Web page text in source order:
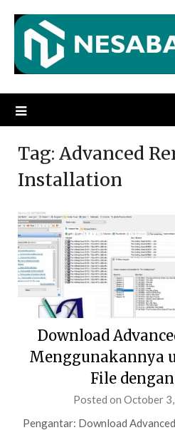
content
Tag: Advanced
Installation
Download
Menggunakannya
File
Posted on October
Pengantar: Download